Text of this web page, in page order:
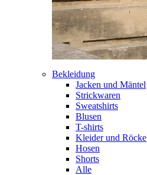
Bekleidung
Jacken und Mäntel
Strickwaren
Sweatshirts
Blusen
T-shirts
Kleider und Röcke
Hosen
Shorts
Alle